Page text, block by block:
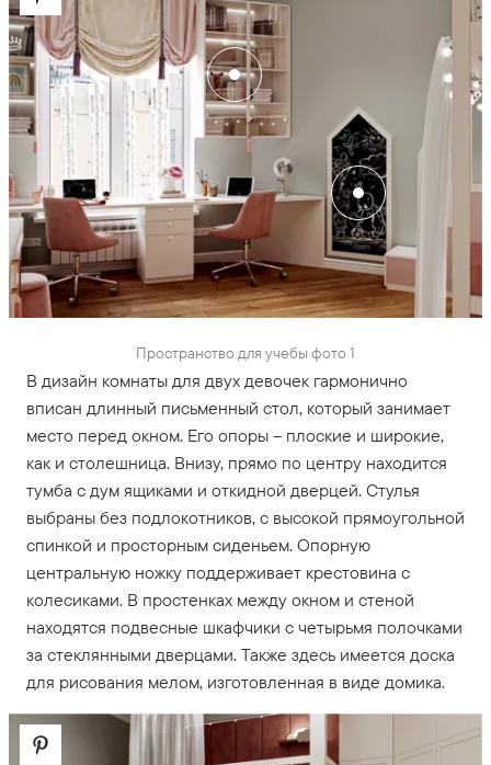
Пространство для учебы фото 1
В дизайн комнаты для двух девочек гармонично
вписан длинный письменный стол, который занимает
место перед окном. Его опоры – плоские и широкие,
как и столешница. Внизу, прямо по центру находится
тумба с дум ящиками и откидной дверцей. Стулья
выбраны без подлокотников, с высокой прямоугольной
спинкой и просторным сиденьем. Опорную
центральную ножку поддерживает крестовина с
колесиками. В простенках между окном и стеной
находятся подвесные шкафчики с четырьмя полочками
за стеклянными дверцами. Также здесь имеется доска
для рисования мелом, изготовленная в виде домика.